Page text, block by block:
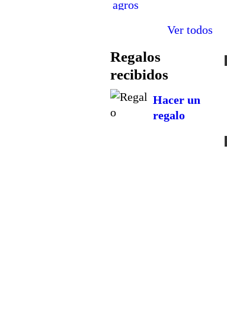
Ver todos
Regalos
recibidos
Hacer un
regalo